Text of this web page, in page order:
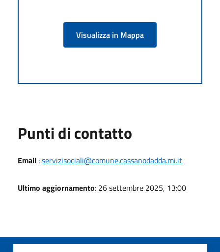
Visualizza in Mappa
Punti di contatto
Email :servizisociali@comune.cassanodadda.mi.it
Ultimo aggiornamento: 26 settembre 2025, 13:00